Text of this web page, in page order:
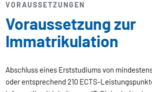
VORAUSSETZUNGEN
Voraussetzung zur
Immatrikulation
Abschluss eines Erststudiums von
oder entsprechend 210 ECTS-